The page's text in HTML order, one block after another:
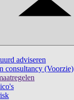
adviseren
consultancy (Voorzie)